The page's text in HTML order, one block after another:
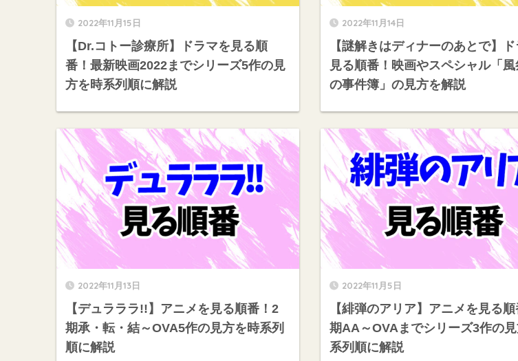
2022年11月15日
【Dr.コトー診療所】ドラマを見る順
番！最新映画2022までシリーズ5作の見
方を時系列順に解説
2022年11月14日
【謎解きはディナーのあとで】
見る順番！映画やスペシャル「
の事件簿」の見方を解説
2022年11月13日
【デュラララ!!】アニメを見る順番！2
期承・転・結～OVA5作の見方を時系列
順に解説
2022年11月5日
【緋弾のアリア】アニメを見る
期AA～OVAまでシリーズ3作の
系列順に解説